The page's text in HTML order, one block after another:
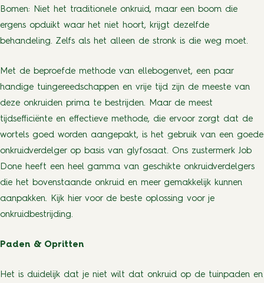
Bomen: Niet het traditionele onkruid, maar een boom die
ergens opduikt waar het niet hoort, krijgt dezelfde
behandeling. Zelfs als het alleen de stronk is die weg moet.
Met de beproefde methode van ellebogenvet, een paar
handige tuingereedschappen en vrije tijd zijn de meeste van
deze onkruiden prima te bestrijden. Maar de meest
tijdsefficiënte en effectieve methode, die ervoor zorgt dat de
wortels goed worden aangepakt, is het gebruik van een goede
onkruidverdelger op basis van glyfosaat. Ons zustermerk Job
Done heeft een heel gamma van geschikte onkruidverdelgers
die het bovenstaande onkruid en meer gemakkelijk kunnen
aanpakken. Kijk hier voor de beste oplossing voor je
onkruidbestrijding.
Paden & Opritten
Het is duidelijk dat je niet wilt dat onkruid op de tuinpaden en